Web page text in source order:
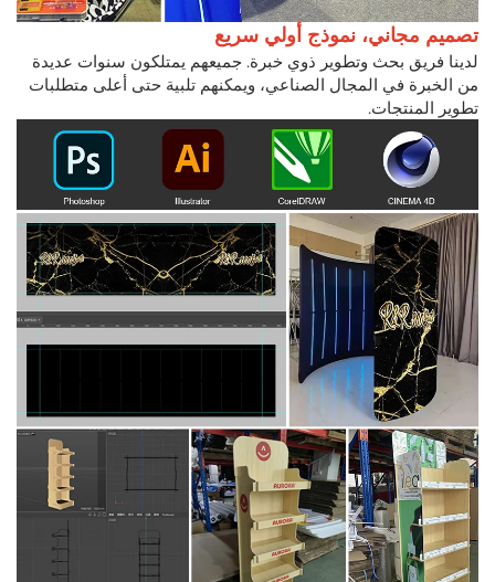
تصميم مجاني، نموذج أولي سريع
لدينا فريق بحث وتطوير ذوي خبرة. جميعهم يمتلكون سنوات عديدة
من الخبرة في المجال الصناعي، ويمكنهم تلبية حتى أعلى متطلبات
تطوير المنتجات.